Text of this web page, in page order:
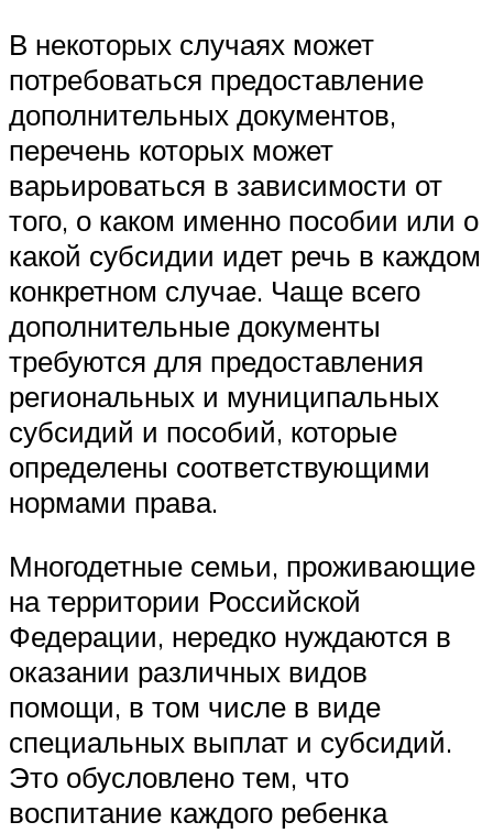
В некоторых случаях может
потребоваться предоставление
дополнительных документов,
перечень которых может
варьироваться в зависимости от
того, о каком именно пособии или о
какой субсидии идет речь в каждом
конкретном случае. Чаще всего
дополнительные документы
требуются для предоставления
региональных и муниципальных
субсидий и пособий, которые
определены соответствующими
нормами права.
Многодетные семьи, проживающие
на территории Российской
Федерации, нередко нуждаются в
оказании различных видов
помощи, в том числе в виде
специальных выплат и субсидий.
Это обусловлено тем, что
воспитание каждого ребенка